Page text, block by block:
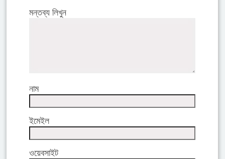
মন্তব্য লিখুন
নাম
ইমেইল
ওয়েবসাইট